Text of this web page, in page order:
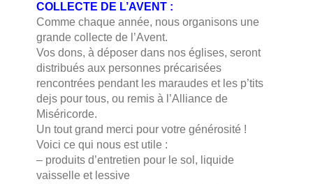
COLLECTE DE L’AVENT :
Comme chaque année, nous organisons une
grande collecte de l’Avent.
Vos dons, à déposer dans nos églises, seront
distribués aux personnes précarisées
rencontrées pendant les maraudes et les p’tits
dejs pour tous, ou remis à l’Alliance de
Miséricorde.
Un tout grand merci pour votre générosité !
Voici ce qui nous est utile :
– ⁠produits d’entretien pour le sol, liquide
vaisselle et lessive